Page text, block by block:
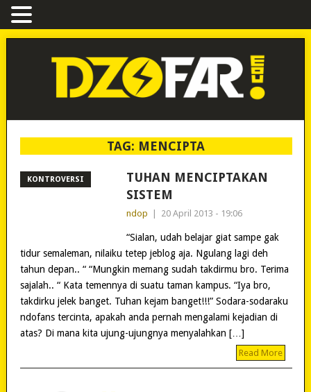
TAG: MENCIPTA
KONTROVERSI
TUHAN MENCIPTAKAN
SISTEM
ndop 20 April 2013 - 19:06
“Sialan, udah belajar giat sampe gak
tidur semaleman, nilaiku tetep jeblog aja. Ngulang lagi deh
tahun depan.. “ “Mungkin memang sudah takdirmu bro. Terima
sajalah.. “ Kata temennya di suatu taman kampus. “Iya bro,
takdirku jelek banget. Tuhan kejam banget!!!” Sodara-sodaraku
ndofans tercinta, apakah anda pernah mengalami kejadian di
atas? Di mana kita ujung-ujungnya menyalahkan […]
Read More